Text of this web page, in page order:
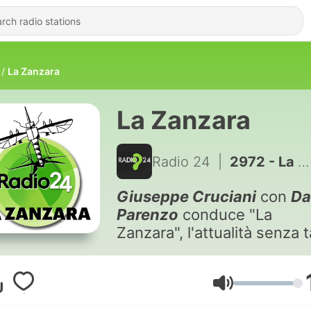
La Zanzara
La Zanzara
Radio 24 2972 - La Zanzara del 24 luglio 2026
Giuseppe Crucianicon
Parenzo conduce "La
Zanzara", l'attualità senza
franca per gli ascoltatori,
Volume